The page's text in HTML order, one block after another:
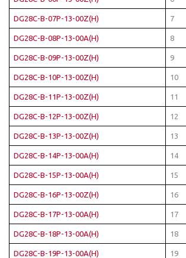
DG28C-B-07P-13-00Z(H) 7
DG28C-B-08P-13-00A(H) 8
DG28C-B-09P-13-00Z(H) 9
DG28C-B-10P-13-00Z(H) 10
DG28C-B-11P-13-00Z(H) 11
DG28C-B-12P-13-00Z(H) 12
DG28C-B-13P-13-00Z(H) 13
DG28C-B-14P-13-00A(H) 14
DG28C-B-15P-13-00A(H) 15
DG28C-B-16P-13-00Z(H) 16
DG28C-B-17P-13-00A(H) 17
DG28C-B-18P-13-00A(H) 18
DG28C-B-19P-13-00A(H) 19